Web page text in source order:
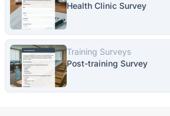
Health Clinic Survey
Training Surveys
Post-training Survey